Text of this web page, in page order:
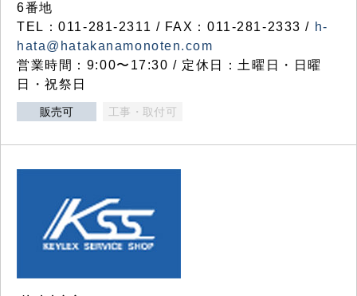
6番地
TEL：011-281-2311 / FAX：011-281-2333 / h-
hata@hatakanamonoten.com
営業時間：9:00〜17:30 / 定休日：土曜日・日曜
日・祝祭日
販売可 工事・取付可